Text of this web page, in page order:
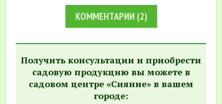
КОММЕНТАРИИ (2)
Получить консультации и приобрести
садовую продукцию вы можете в
садовом центре «Сияние» в вашем
городе: